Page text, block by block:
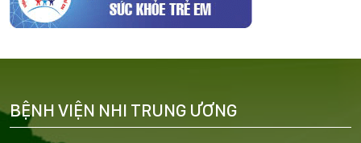
BỆNH VIỆN NHI TRUNG ƯƠNG